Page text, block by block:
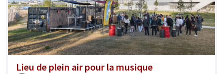
Lieu de plein air pour la musique